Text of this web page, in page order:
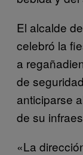
El alcalde
celebró la
a
de
anticiparse
de su
«La